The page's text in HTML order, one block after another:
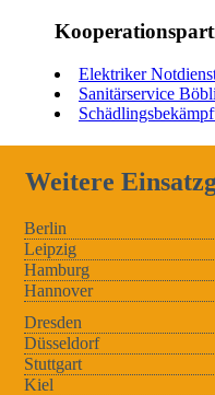
Elektriker
Sanitärservice
Weitere
Berlin
Leipzig
Hamburg
Hannover
Dresden
Düsseldorf
Stuttgart
Kiel